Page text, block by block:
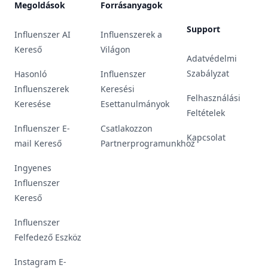
Megoldások
Influenszer AI
Kereső
Hasonló
Influenszerek
Keresése
Influenszer E-
mail Kereső
Ingyenes
Influenszer
Kereső
Influenszer
Felfedező Eszköz
Instagram E-
Forrásanyagok
Influenszerek a
Világon
Influenszer
Keresési
Esettanulmányok
Csatlakozzon
Partnerprogramunkhoz
Support
Adatvédelmi
Szabályzat
Felhasználási
Feltételek
Kapcsolat